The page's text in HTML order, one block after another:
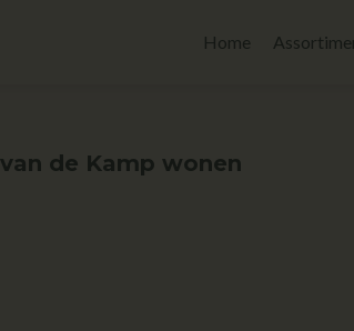
Home
de Kamp wonen